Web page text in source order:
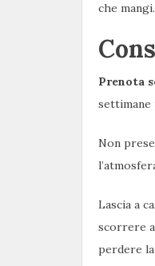
che mangi.
Prenota
settimane
Non
Lascia a
scorrere
perdere